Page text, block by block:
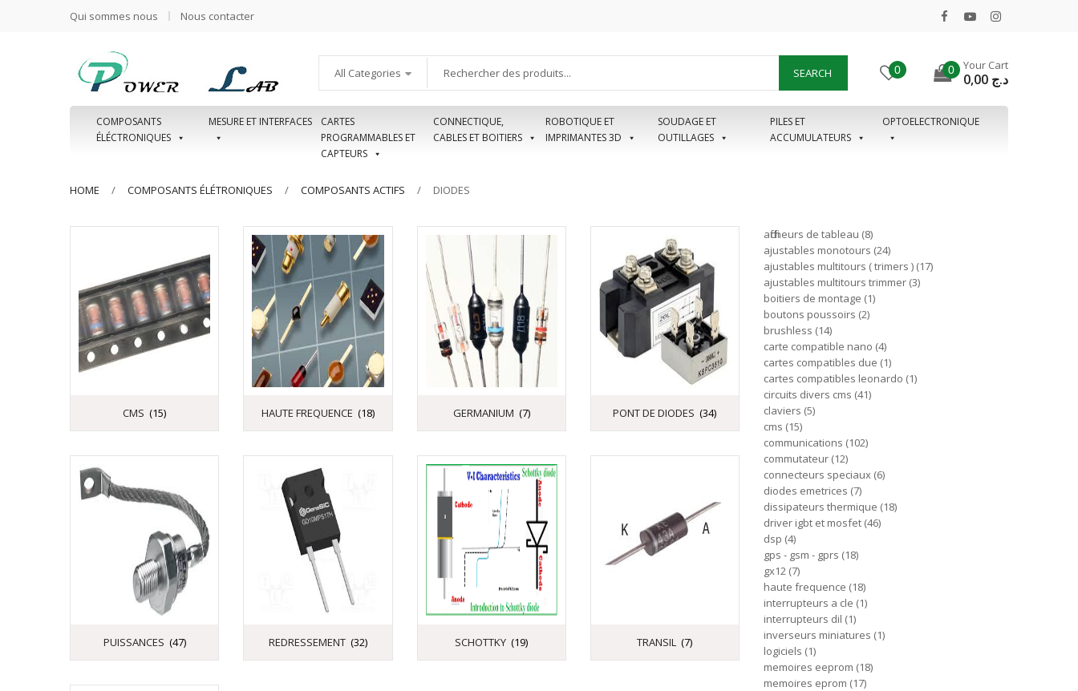
Qui sommes nous Nous contacter
All Categories SEARCH 0 0 Your Cart
د.ج
COMPOSANTS
ÉLÉCTRONIQUES
MESURE ET INTERFACES
CARTES
PROGRAMMABLES ET
CAPTEURS
CONNECTIQUE,
CABLES ET BOITIERS
ROBOTIQUE ET
IMPRIMANTES 3D
SOUDAGE ET
OUTILLAGES
PILES ET
ACCUMULATEURS
OPTOELECTRONIQUE
HOME COMPOSANTS ÉLÉTRONIQUES COMPOSANTS ACTIFS DIODES
CMS (15) HAUTE FREQUENCE (18) GERMANIUM (7) PONT DE DIODES (34)
PUISSANCES (47) REDRESSEMENT (32) SCHOTTKY (19) TRANSIL (7)
afficheurs de tableau 8
ajustables monotours 24
ajustables multitours ( trimers ) 17
ajustables multitours trimmer 3
boitiers de montage 1
boutons poussoirs 2
brushless 14
carte compatible nano 4
cartes compatibles due 1
cartes compatibles leonardo 1
circuits divers cms 41
claviers 5
cms 15
communications 102
commutateur 12
connecteurs speciaux 6
diodes emetrices 7
dissipateurs thermique 18
driver igbt et mosfet 46
dsp 4
gps - gsm - gprs 18
gx12 7
haute frequence 18
interrupteurs a cle 1
interrupteurs dil 1
inverseurs miniatures 1
logiciels 1
memoires eeprom 18
memoires eprom 17